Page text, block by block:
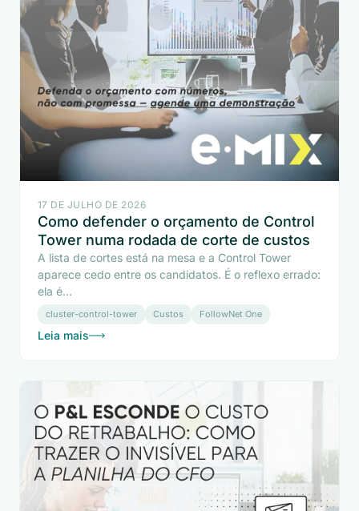
17 DE JULHO DE 2026
Como defender o orçamento de Control
Tower numa rodada de corte de custos
A lista de cortes está na mesa e a Control Tower
aparece cedo entre os candidatos. É o reflexo errado:
ela é...
cluster-control-tower Custos FollowNet One
Leia mais